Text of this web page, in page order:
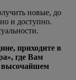
новые, до
и доступно.
приходите в
где Вам
высочайшем